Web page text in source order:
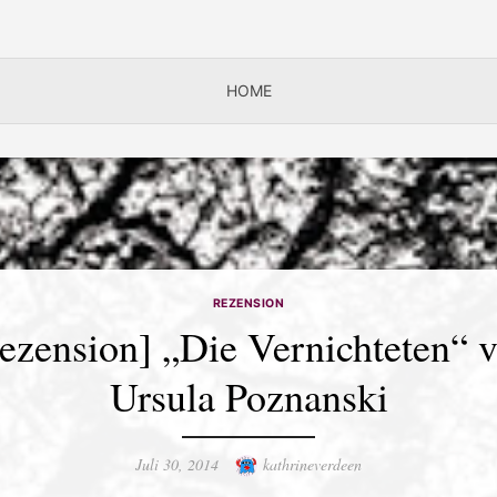
HOME
REZENSION
„Die Vernichteten“
Ursula Poznanski
Posted
Juli 30, 2014 Author
kathrineverdeen